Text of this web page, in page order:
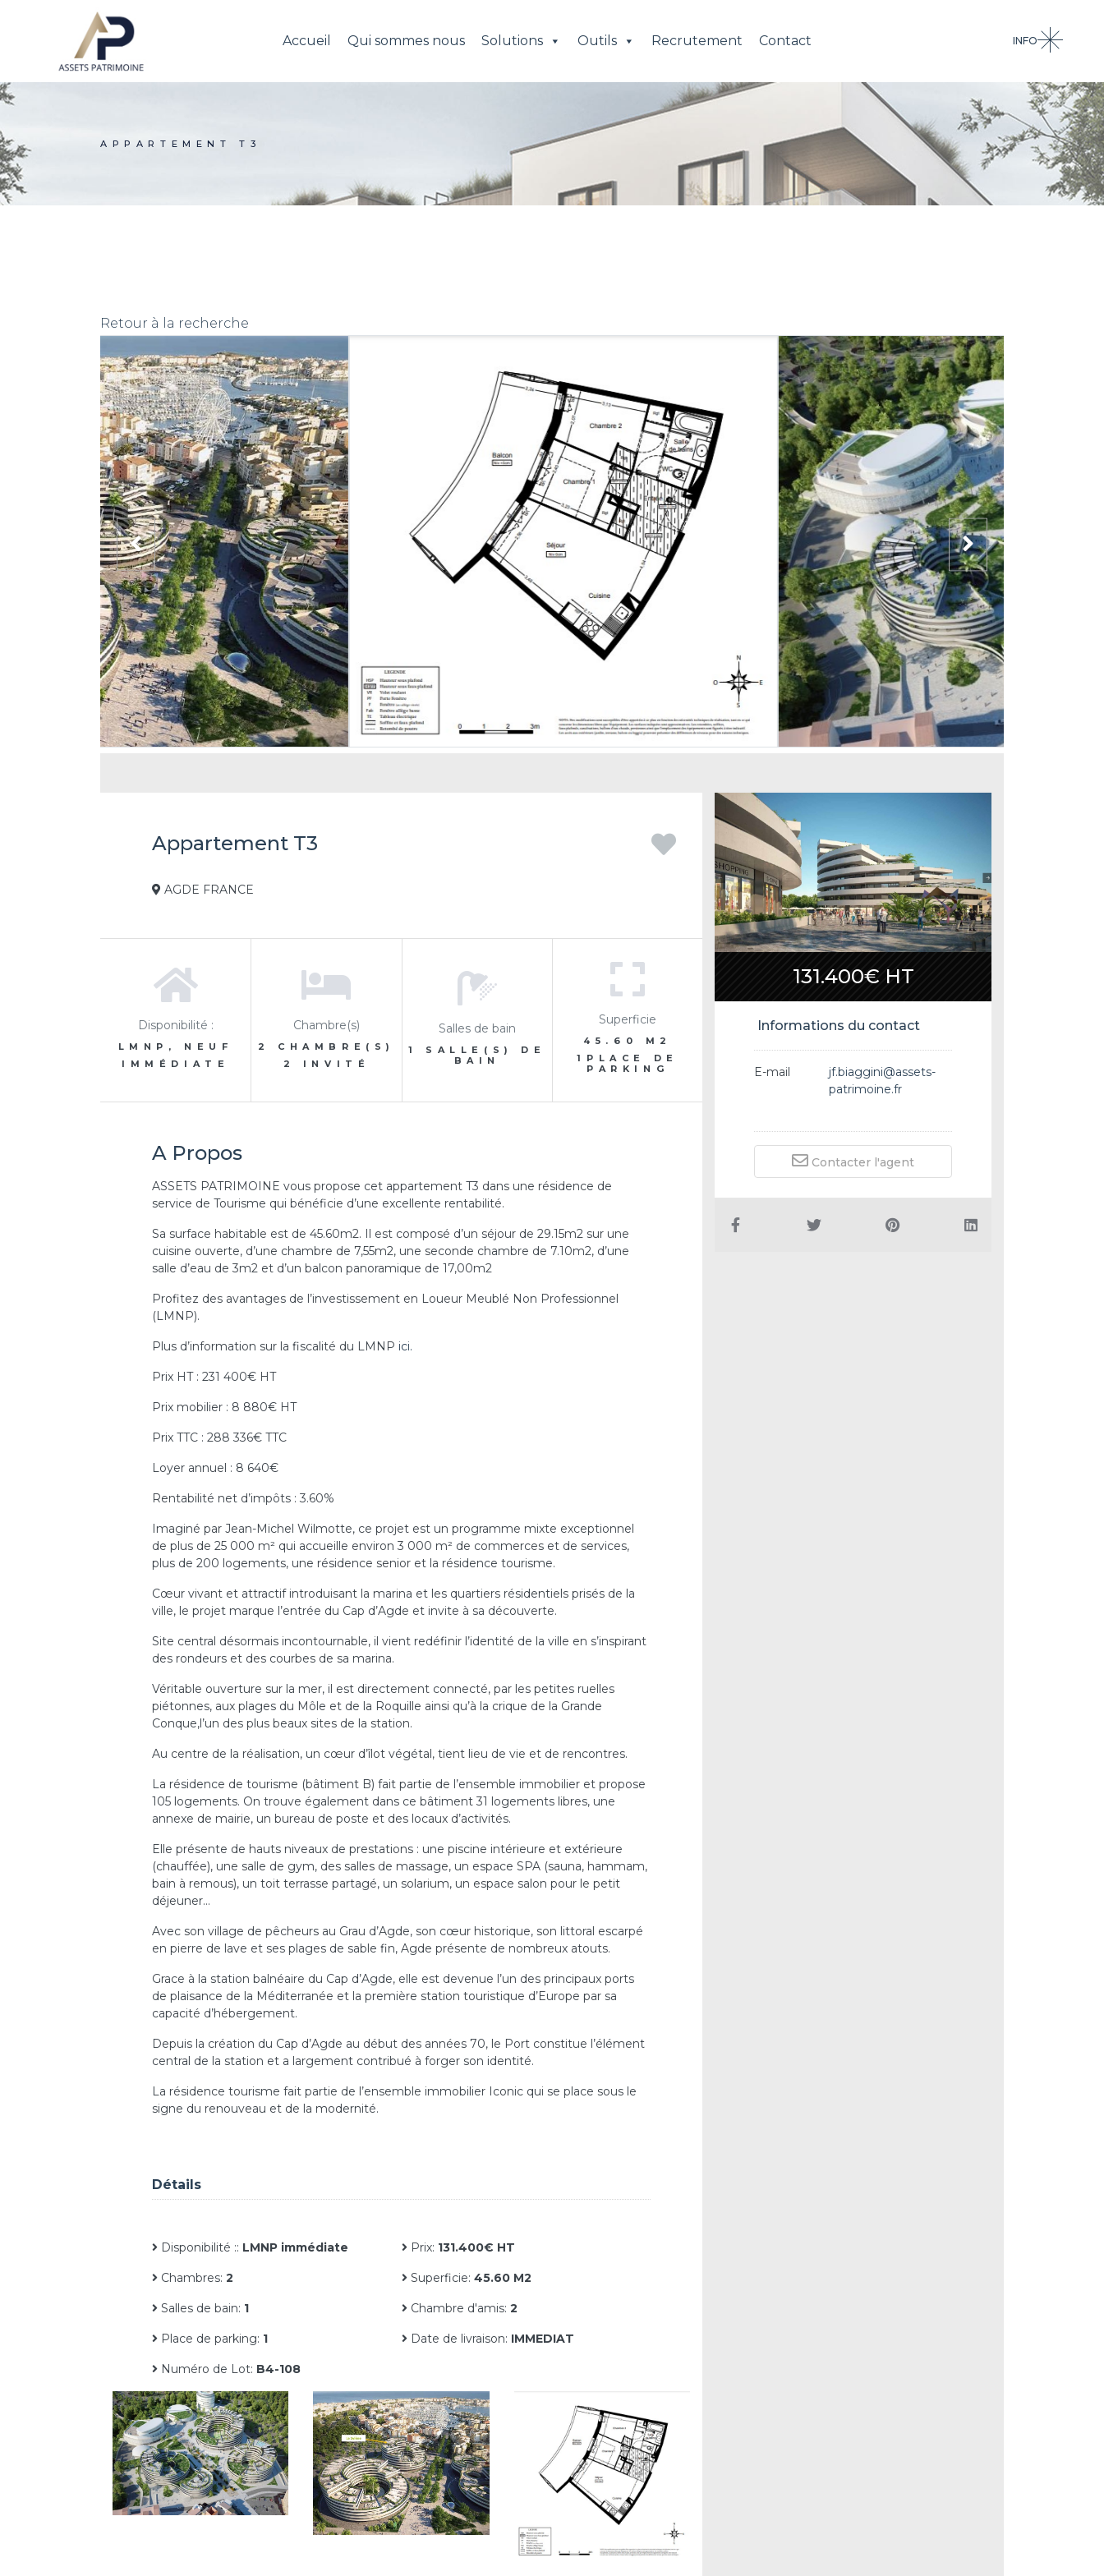
Accueil Qui sommes nous Solutions Outils Recrutement Contact INFO
APPARTEMENT T3
Retour à la recherche
Appartement T3
AGDE FRANCE
Disponibilité :
LMNP, NEUF
IMMÉDIATE
Chambre(s)
2 CHAMBRE(S)
2 INVITÉ
Salles de bain
1 SALLE(S) DE
BAIN
Superficie
45.60 M2
1PLACE DE
PARKING
A Propos
ASSETS PATRIMOINE vous propose cet appartement T3 dans une résidence de
service de Tourisme qui bénéficie d’une excellente rentabilité.
Sa surface habitable est de 45.60m2. Il est composé d’un séjour de 29.15m2 sur une
cuisine ouverte, d’une chambre de 7,55m2, une seconde chambre de 7.10m2, d’une
salle d’eau de 3m2 et d’un balcon panoramique de 17,00m2
Profitez des avantages de l’investissement en Loueur Meublé Non Professionnel
(LMNP).
Plus d’information sur la fiscalité du LMNP ici.
Prix HT : 231 400€ HT
Prix mobilier : 8 880€ HT
Prix TTC : 288 336€ TTC
Loyer annuel : 8 640€
Rentabilité net d’impôts : 3.60%
Imaginé par Jean-Michel Wilmotte, ce projet est un programme mixte exceptionnel
de plus de 25 000 m² qui accueille environ 3 000 m² de commerces et de services,
plus de 200 logements, une résidence senior et la résidence tourisme.
Cœur vivant et attractif introduisant la marina et les quartiers résidentiels prisés de la
ville, le projet marque l’entrée du Cap d’Agde et invite à sa découverte.
Site central désormais incontournable, il vient redéfinir l’identité de la ville en s’inspirant
des rondeurs et des courbes de sa marina.
Véritable ouverture sur la mer, il est directement connecté, par les petites ruelles
piétonnes, aux plages du Môle et de la Roquille ainsi qu’à la crique de la Grande
Conque,l’un des plus beaux sites de la station.
Au centre de la réalisation, un cœur d’îlot végétal, tient lieu de vie et de rencontres.
La résidence de tourisme (bâtiment B) fait partie de l’ensemble immobilier et propose
105 logements. On trouve également dans ce bâtiment 31 logements libres, une
annexe de mairie, un bureau de poste et des locaux d’activités.
Elle présente de hauts niveaux de prestations : une piscine intérieure et extérieure
(chauffée), une salle de gym, des salles de massage, un espace SPA (sauna, hammam,
bain à remous), un toit terrasse partagé, un solarium, un espace salon pour le petit
déjeuner…
Avec son village de pêcheurs au Grau d’Agde, son cœur historique, son littoral escarpé
en pierre de lave et ses plages de sable fin, Agde présente de nombreux atouts.
Grace à la station balnéaire du Cap d’Agde, elle est devenue l’un des principaux ports
de plaisance de la Méditerranée et la première station touristique d’Europe par sa
capacité d’hébergement.
Depuis la création du Cap d’Agde au début des années 70, le Port constitue l’élément
central de la station et a largement contribué à forger son identité.
La résidence tourisme fait partie de l’ensemble immobilier Iconic qui se place sous le
signe du renouveau et de la modernité.
Détails
Disponibilité :: LMNP immédiate Prix: 131.400€ HT
Chambres: 2 Superficie: 45.60 M2
Salles de bain: 1 Chambre d'amis: 2
Place de parking: 1 Date de livraison: IMMEDIAT
Numéro de Lot: B4-108
131.400€ HT
Informations du contact
E-mail
jf.biaggini@assets-
patrimoine.fr
Contacter l'agent